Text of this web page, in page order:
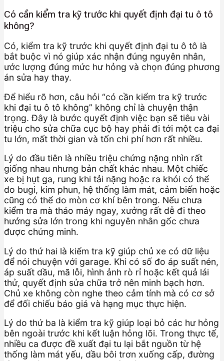
Có cần kiểm tra kỹ trước khi quyết định đại tu ô tô
không?
Có, kiểm tra kỹ trước khi quyết định đại tu ô tô là
bắt buộc vì nó giúp xác nhận đúng nguyên nhân,
ước lượng đúng mức hư hỏng và chọn đúng phương
án sửa hay thay.
Để hiểu rõ hơn, câu hỏi “có cần kiểm tra kỹ trước
khi đại tu ô tô không” không chỉ là chuyện thận
trọng. Đây là bước quyết định việc bạn sẽ tiêu vài
triệu cho sửa chữa cục bộ hay phải đi tới một ca đại
tu lớn, mất thời gian và tốn chi phí hơn rất nhiều.
Lý do đầu tiên là nhiều triệu chứng nặng nhìn rất
giống nhau nhưng bản chất khác nhau. Một chiếc
xe bị hụt ga, rung khi tải nặng hoặc ra khói có thể
do bugi, kim phun, hệ thống làm mát, cảm biến hoặc
cũng có thể do mòn cơ khí bên trong. Nếu chưa
kiểm tra mà tháo máy ngay, xưởng rất dễ đi theo
hướng sửa lớn trong khi nguyên nhân gốc chưa
được chứng minh.
Lý do thứ hai là kiểm tra kỹ giúp chủ xe có dữ liệu
để nói chuyện với garage. Khi có số đo áp suất nén,
áp suất dầu, mã lỗi, hình ảnh rò rỉ hoặc kết quả lái
thử, quyết định sửa chữa trở nên minh bạch hơn.
Chủ xe không còn nghe theo cảm tính mà có cơ sở
để đối chiếu báo giá và hạng mục thực hiện.
Lý do thứ ba là kiểm tra kỹ giúp loại bỏ các hư hỏng
bên ngoài trước khi kết luận hỏng lõi. Trong thực tế,
nhiều ca được đề xuất đại tu lại bắt nguồn từ hệ
thống làm mát yếu, dầu bôi trơn xuống cấp, đường